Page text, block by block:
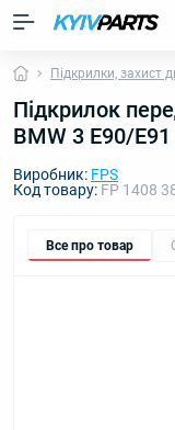
Підкрилки, захист
Підкрилок
BMW 3 E90/
Виробник: FPS
Код товару: FP 1408
Все про товар